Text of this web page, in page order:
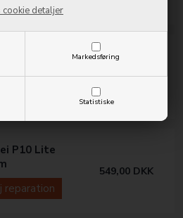
Markedsføring
Statistiske
cookie detaljer
P10 Lite Selfie
299,00DKK
P10 Lite
reparation
549,00 DKK